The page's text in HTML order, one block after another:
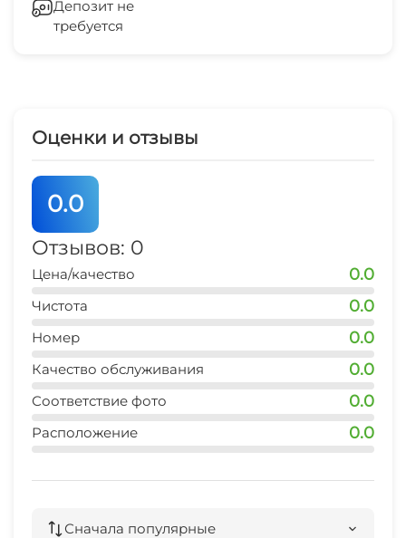
дельфинарий
20 мин
Беседка
Депозит не
требуется
Оценки и отзывы
0.0
Отзывов: 0
Цена/качество 0.0
Чистота 0.0
Номер 0.0
Качество обслуживания 0.0
Соответствие фото 0.0
Расположение 0.0
Сначала популярные